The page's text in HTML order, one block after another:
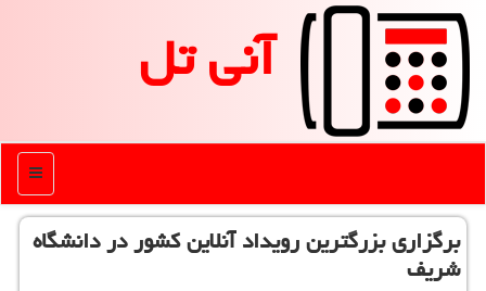
آنی تل
منو
برگزاری بزرگترین رویداد آنلاین كشور در دانشگاه
شریف